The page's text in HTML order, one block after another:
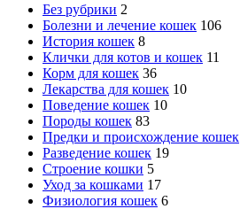
Без рубрики 2
Болезни и лечение кошек 106
История кошек 8
Клички для котов и кошек 11
Корм для кошек 36
Лекарства для кошек 10
Поведение кошек 10
Породы кошек 83
Предки и происхождение кошек
Разведение кошек 19
Строение кошки 5
Уход за кошками 17
Физиология кошек 6